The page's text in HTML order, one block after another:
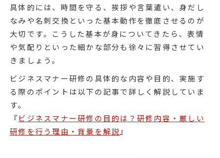
具体的には、時間を守る、挨拶や言葉遣い、身だし
なみや名刺交換といった基本動作を徹底させるのが
大切です。こうした基本が身についてきたら、表情
や気配りといった細かな部分も徐々に習得させてい
きましょう。
ビジネスマナー研修の具体的な内容や目的、実施す
る際のポイントは以下の記事で詳しく解説していま
す。
『ビジネスマナー研修の目的は？研修内容・厳しい
研修を行う理由・背景を解説 』